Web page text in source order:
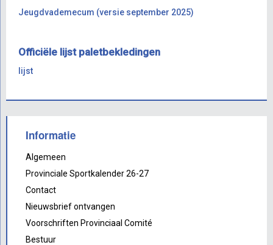
Jeugdvademecum (versie september 2025)
Officiële lijst paletbekledingen
lijst
Informatie
Algemeen
Provinciale Sportkalender 26-27
Contact
Nieuwsbrief ontvangen
Voorschriften Provinciaal Comité
Bestuur